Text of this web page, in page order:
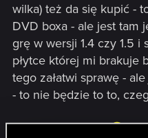
wilka) też da się kupić -
DVD boxa - ale jest tam
grę w wersji 1.4 czy 1.5 i
płytce której mi brakuje
tego załatwi sprawę -
- to nie będzie to to,
Pomóżcie proszę